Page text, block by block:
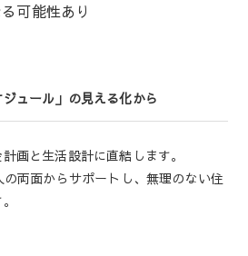
可能性あり
ュール」の見える化から
画と生活設計に直結します。
両面からサポートし、無理のない住